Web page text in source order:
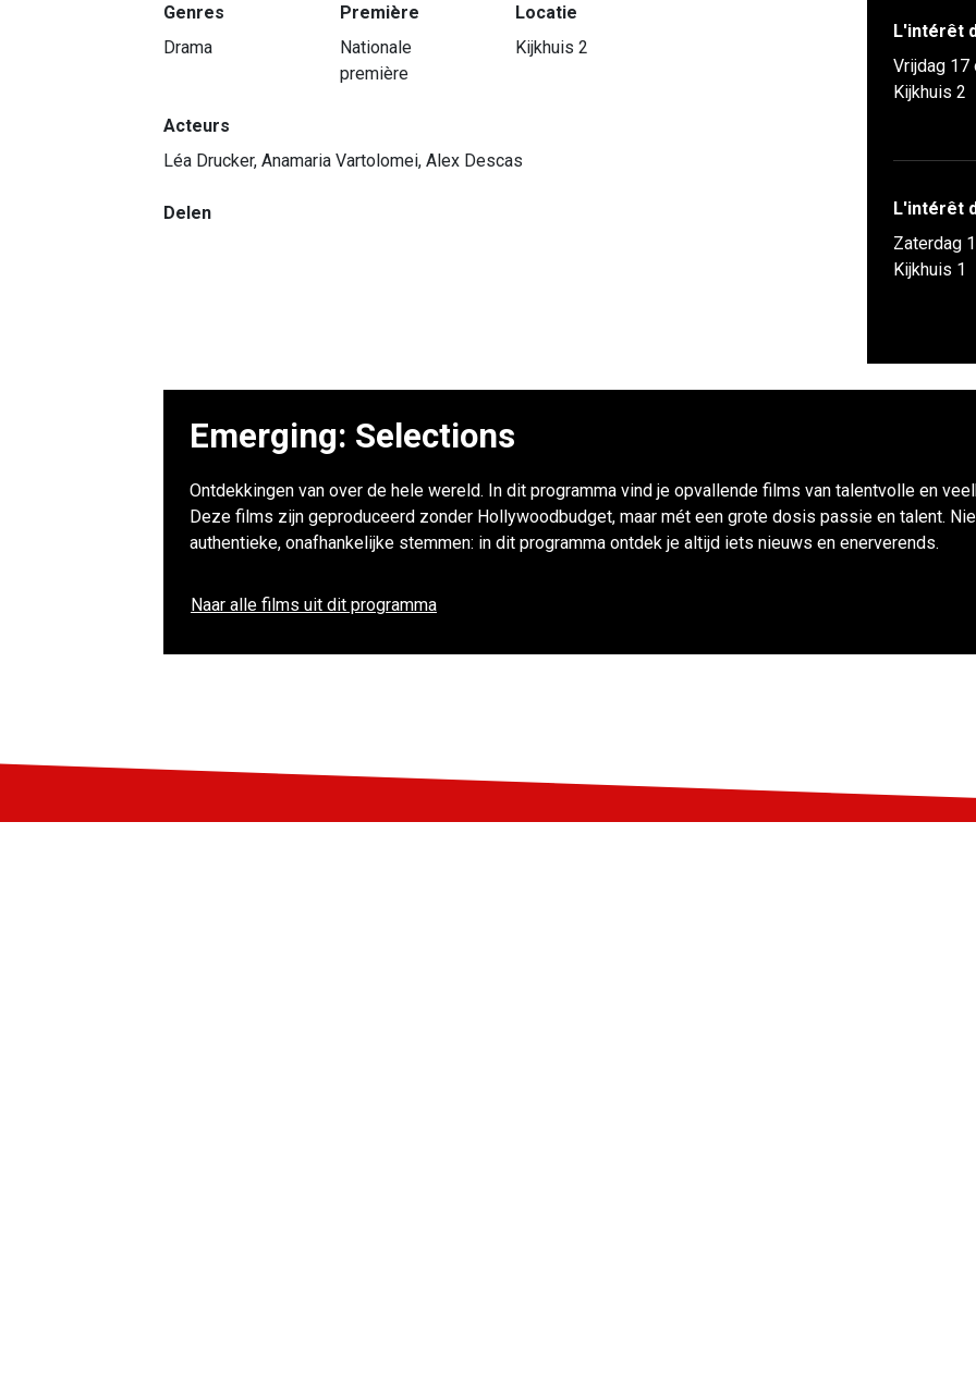
Genres
Drama
Première
Nationale
première
Locatie
Kijkhuis 2
Acteurs
Léa Drucker, Anamaria Vartolomei, Alex Descas
Delen
L'intérêt
Vrijdag 17
Kijkhuis 2
L'intérêt
Zaterdag
Kijkhuis 1
Emerging: Selections
Ontdekkingen van over de hele wereld. In dit programma vind je opvallende films van talentvolle en
Deze films zijn geproduceerd zonder Hollywoodbudget, maar mét een grote dosis passie en talent.
authentieke, onafhankelijke stemmen: in dit programma ontdek je altijd iets nieuws en enerverends.
Naar alle films uit dit programma